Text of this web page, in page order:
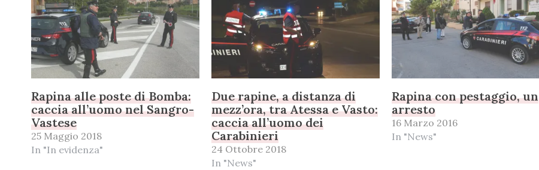
Rapina alle poste di Bomba:
caccia all’uomo nel Sangro-
Vastese
25 Maggio 2018
In "In evidenza"
Due rapine, a distanza di
mezz’ora, tra Atessa e Vasto:
caccia all’uomo dei
Carabinieri
24 Ottobre 2018
In "News"
Rapina con pestaggio, un
arresto
16 Marzo 2016
In "News"